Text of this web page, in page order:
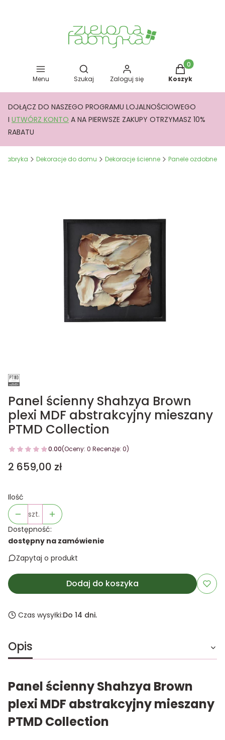
Menu
Otwórz wyszukiwarkę
Szukaj Zaloguj się
Produkty w
Koszyk
DOŁĄCZ DO NASZEGO PROGRAMU LOJALNOŚCIOWEGO
I UTWÓRZ KONTO A NA PIERWSZE ZAKUPY OTRZYMASZ 10%
RABATU
Fabryka Dekoracje do domu Dekoracje ścienne Panele ozdobne
Panel ścienny Shahzya Brown
plexi MDF abstrakcyjny mieszany
PTMD Collection
0.00(Oceny: 0 Recenzje: 0)
Cena
2 659,00 zł
Ilość
szt.
Dostępność:
dostępny na zamówienie
Zapytaj o produkt
Dodaj do koszyka
Czas wysyłki:Do 14 dni.
Opis
Panel ścienny Shahzya Brown
plexi MDF abstrakcyjny mieszany
PTMD Collection